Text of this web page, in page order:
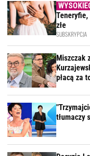
Teneryfie,
złe
SUBSKRYPCJA
Miszczak
płacą za
tłumaczy